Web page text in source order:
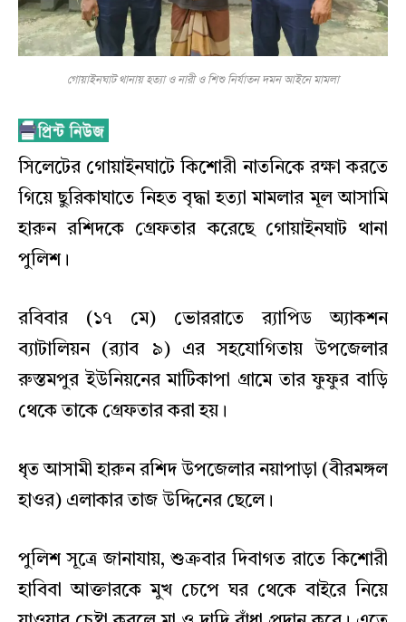
গোয়াইনঘাট থানায় হত্যা ও নারী ও শিশু নির্যাতন দমন আইনে মামলা
সিলেটের গোয়াইনঘাটে কিশোরী নাতনিকে রক্ষা করতে
গিয়ে ছুরিকাঘাতে নিহত বৃদ্ধা হত্যা মামলার মূল আসামি
হারুন রশিদকে গ্রেফতার করেছে গোয়াইনঘাট থানা
পুলিশ।
রবিবার (১৭ মে) ভোররাতে র‌্যাপিড অ্যাকশন
ব্যাটালিয়ন (র‌্যাব ৯) এর সহযোগিতায় উপজেলার
রুস্তমপুর ইউনিয়নের মাটিকাপা গ্রামে তার ফুফুর বাড়ি
থেকে তাকে গ্রেফতার করা হয়।
ধৃত আসামী হারুন রশিদ উপজেলার নয়াপাড়া (বীরমঙ্গল
হাওর) এলাকার তাজ উদ্দিনের ছেলে।
পুলিশ সূত্রে জানাযায়, শুক্রবার দিবাগত রাতে কিশোরী
হাবিবা আক্তারকে মুখ চেপে ঘর থেকে বাইরে নিয়ে